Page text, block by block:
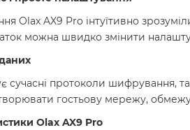
Olax AX9 Pro інтуїтивно
можна швидко змінити
сучасні протоколи шифрування,
гостьову мережу,
Olax AX9 Pro